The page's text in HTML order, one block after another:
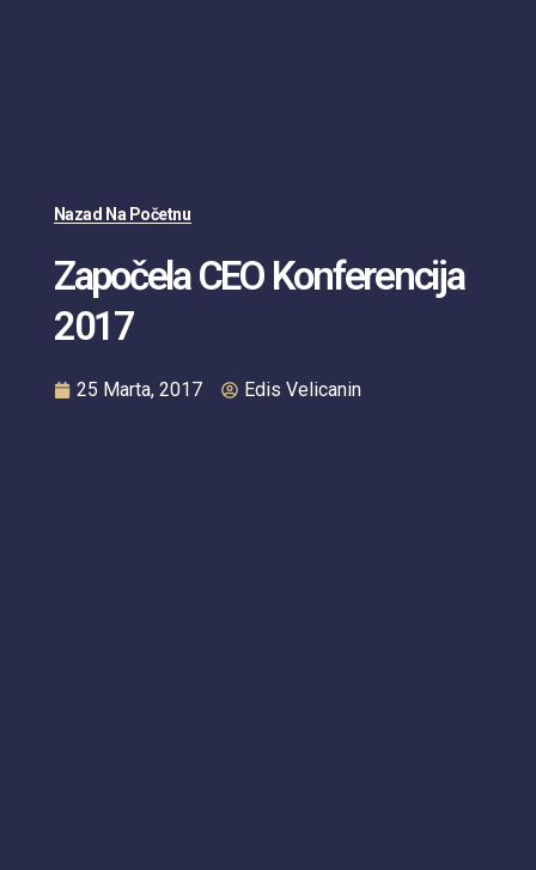
Nazad Na Početnu
Započela CEO Konferencija
2017
25 Marta, 2017 Edis Velicanin